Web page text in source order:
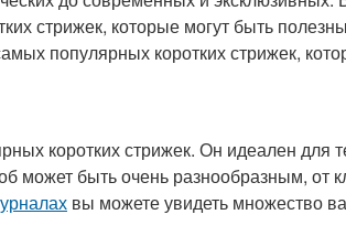
стрижек, которые могут быть
популярных коротких стрижек,
коротких стрижек. Он идеален для
может быть очень разнообразным, от
вы можете увидеть множество